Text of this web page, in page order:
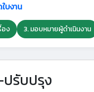
บงาน
อง 3. มอบหมายผู้ดำเนินงาน
รับปรุง